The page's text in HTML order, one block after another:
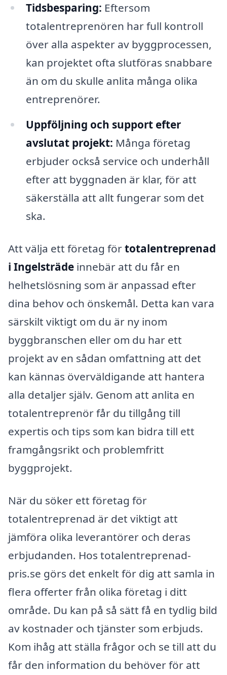
Tidsbesparing: Eftersom
totalentreprenören har full kontroll
över alla aspekter av byggprocessen,
kan projektet ofta slutföras snabbare
än om du skulle anlita många olika
entreprenörer.
Uppföljning och support efter
avslutat projekt: Många företag
erbjuder också service och underhåll
efter att byggnaden är klar, för att
säkerställa att allt fungerar som det
ska.
Att välja ett företag förtotalentreprenad
i Ingelsträde innebär att du får en
helhetslösning som är anpassad efter
dina behov och önskemål. Detta kan vara
särskilt viktigt om du är ny inom
byggbranschen eller om du har ett
projekt av en sådan omfattning att det
kan kännas överväldigande att hantera
alla detaljer själv. Genom att anlita en
totalentreprenör får du tillgång till
expertis och tips som kan bidra till ett
framgångsrikt och problemfritt
byggprojekt.
När du söker ett företag för
totalentreprenad är det viktigt att
jämföra olika leverantörer och deras
erbjudanden. Hos totalentreprenad-
pris.se görs det enkelt för dig att samla in
flera offerter från olika företag i ditt
område. Du kan på så sätt få en tydlig bild
av kostnader och tjänster som erbjuds.
Kom ihåg att ställa frågor och se till att du
får den information du behöver för att